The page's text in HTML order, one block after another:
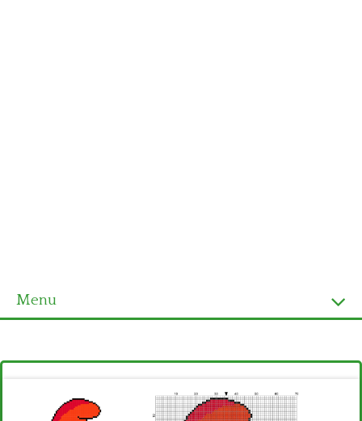
Menu
Ultimi schemi
Alfabeto